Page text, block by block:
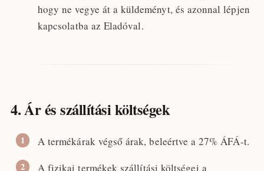
hogy ne vegye át a küldeményt, és azonnal lépjen
kapcsolatba az Eladóval.
4. Ár és szállítási költségek
A termékárak végső árak, beleértve a 27% ÁFÁ-t.
A fizikai termékek szállítási költségei a